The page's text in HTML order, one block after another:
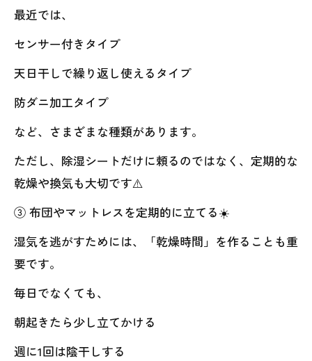
最近では、
センサー付きタイプ
天日干しで繰り返し使えるタイプ
防ダニ加工タイプ
など、さまざまな種類があります。
ただし、除湿シートだけに頼るのではなく、定期的な
乾燥や換気も大切です⚠️
③ 布団やマットレスを定期的に立てる☀️
湿気を逃がすためには、「乾燥時間」を作ることも重
要です。
毎日でなくても、
朝起きたら少し立てかける
週に1回は陰干しする